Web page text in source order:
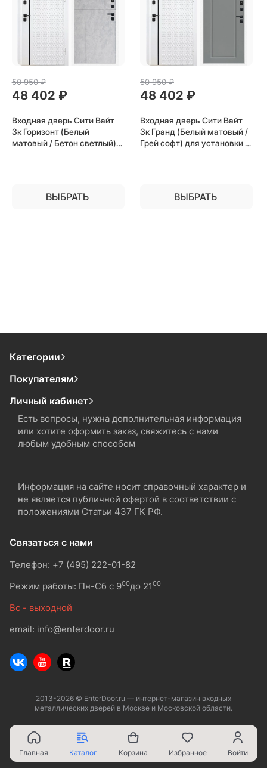
50 950 ₽
48 402 ₽
Входная дверь Сити Вайт
3к Горизонт (Белый
матовый / Бетон светлый)
ВЫБРАТЬ
50 950 ₽
48 402 ₽
Входная дверь Сити Вайт
3к Гранд (Белый матовый /
Грей софт) для установки в
ВЫБРАТЬ
Категории
Покупателям
Личный кабинет
Есть вопросы, нужна дополнительная информация
или хотите оформить заказ, свяжитесь с нами
любым удобным способом
Информация на сайте носит справочный характер и
не является публичной офертой в соответствии с
положениями Статьи 437 ГК РФ.
Связаться с нами
Телефон: +7 (495) 222-01-82
Режим работы: Пн-Сб с 900до 2100
Вс - выходной
email: info@enterdoor.ru
2013-2026 © EnterDoor.ru — интернет-магазин входных
металлических дверей в Москве и Московской области.
Главная Каталог Корзина Избранное Войти